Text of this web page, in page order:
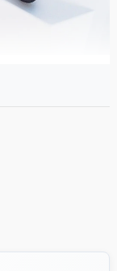
chất liệu cao cấp.
và dễ dàng. Nhờ
hay tổn thương.